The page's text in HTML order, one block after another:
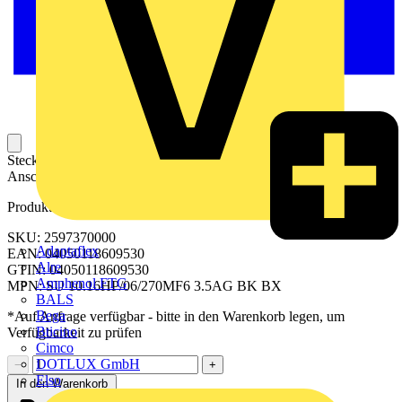
Adaptaflex
Alre
Amphenol FTG
BALS
Bega
Bticino
Cimco
DOTLUX GmbH
Elso
Steckbarer Leiterplatten-Anschluss mit innovatiever
Anschlusstechnologie für eine sichere und intuitive Handhabung.
Produktkennzeichen
SKU: 2597370000
EAN: 04050118609530
GTIN: 04050118609530
MPN: SU 10.16HP/06/270MF6 3.5AG BK BX
*Auf Anfrage verfügbar - bitte in den Warenkorb legen, um
Verfügbarkeit zu prüfen
−
+
In den Warenkorb